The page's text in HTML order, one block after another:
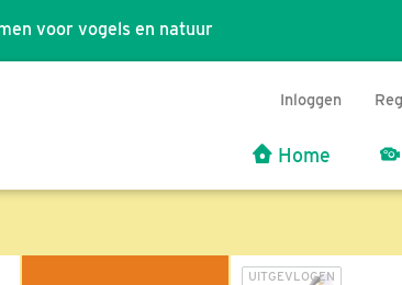
voor vogels en natuur
Inloggen
Home
UITGEVLOGEN